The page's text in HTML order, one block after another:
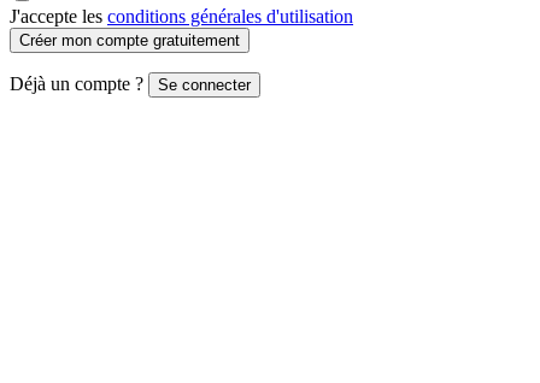
J'accepte les conditions générales d'utilisation
Créer mon compte gratuitement
Déjà un compte ? Se connecter